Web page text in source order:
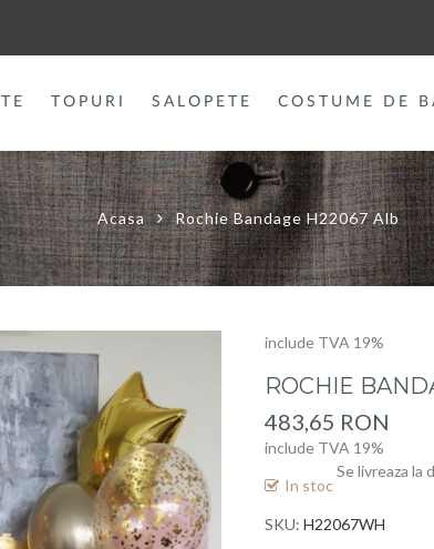
TOPURI SALOPETE COSTUME DE
Acasa Rochie Bandage H22067 Alb
include TVA 19%
ROCHIE
483,65 RON
include TVA 19%
In stoc
Se livreaza la
SKU H22067WH